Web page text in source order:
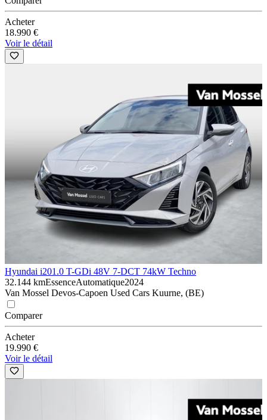
Acheter
18.990 €
Voir le détail
Hyundai i201.0 T-GDi 48V 7-DCT 74kW Techno
32.144 kmEssenceAutomatique2024
Van Mossel Devos-Capoen Used Cars Kuurne, (BE)
Comparer
Acheter
19.990 €
Voir le détail